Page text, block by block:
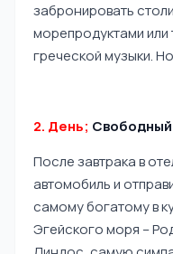
забронировать
морепродуктами или
греческой музыки.
2. День;
После завтрака в
автомобиль и
самому богатому в
Эгейского моря –